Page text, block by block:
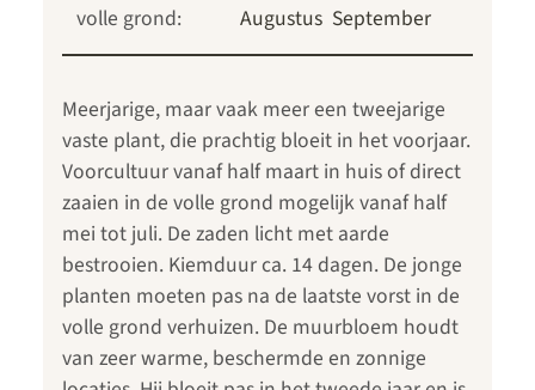
volle grond:
Augustus September
Meerjarige, maar vaak meer een tweejarige
vaste plant, die prachtig bloeit in het voorjaar.
Voorcultuur vanaf half maart in huis of direct
zaaien in de volle grond mogelijk vanaf half
mei tot juli. De zaden licht met aarde
bestrooien. Kiemduur ca. 14 dagen. De jonge
planten moeten pas na de laatste vorst in de
volle grond verhuizen. De muurbloem houdt
van zeer warme, beschermde en zonnige